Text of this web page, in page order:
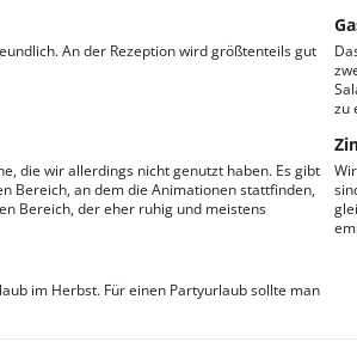
An der Rezeption wird größtenteils gut
zu
die wir allerdings nicht genutzt haben. Es gibt
Bereich, an dem die Animationen stattfinden,
Bereich, der eher ruhig und meistens
im Herbst. Für einen Partyurlaub sollte man